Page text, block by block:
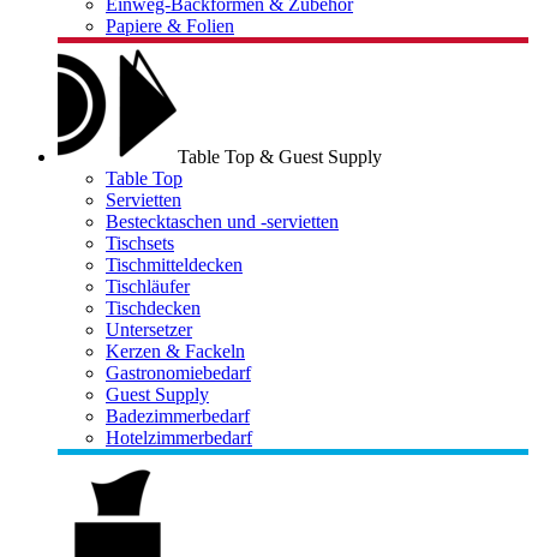
Einweg-Backformen & Zubehör
Papiere & Folien
Table Top & Guest Supply
Table Top
Servietten
Bestecktaschen und -servietten
Tischsets
Tischmitteldecken
Tischläufer
Tischdecken
Untersetzer
Kerzen & Fackeln
Gastronomiebedarf
Guest Supply
Badezimmerbedarf
Hotelzimmerbedarf